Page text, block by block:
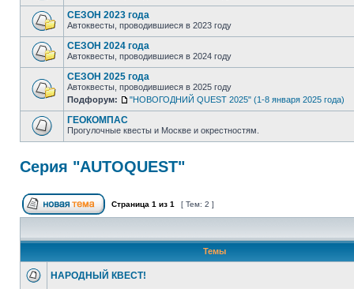
СЕЗОН 2023 года
Автоквесты, проводившиеся в 2023 году
СЕЗОН 2024 года
Автоквесты, проводившиеся в 2024 году
СЕЗОН 2025 года
Автоквесты, проводившиеся в 2025 году
Подфорум:
"НОВОГОДНИЙ QUEST 2025" (1-8 января 2025 года)
ГЕОКОМПАС
Прогулочные квесты и Москве и окрестностям.
Серия "AUTOQUEST"
Страница 1 из 1 [ Тем: 2 ]
Темы
НАРОДНЫЙ КВЕСТ!